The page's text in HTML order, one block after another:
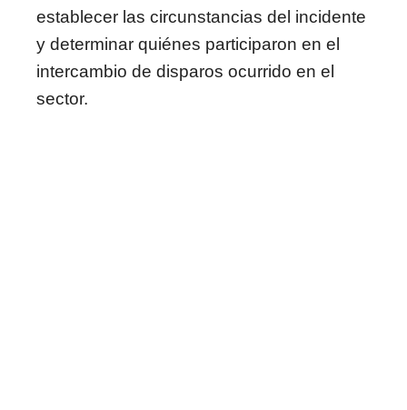
establecer las circunstancias del incidente
y determinar quiénes participaron en el
intercambio de disparos ocurrido en el
sector.